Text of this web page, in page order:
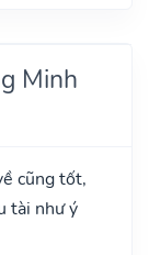
Minh
cũng tốt,
tài như ý